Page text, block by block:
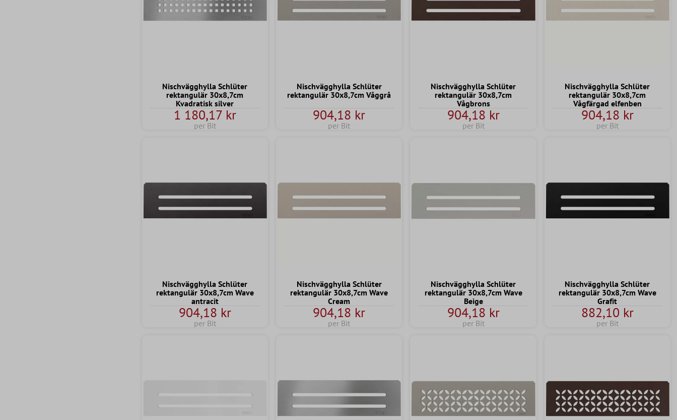
Nischvägghylla Schlüter
rektangulär 30x8,7cm
Kvadratisk silver
1 180,17 kr
per Bit
Nischvägghylla Schlüter
rektangulär 30x8,7cm Våggrå
904,18 kr
per Bit
Nischvägghylla Schlüter
rektangulär 30x8,7cm
Vågbrons
904,18 kr
per Bit
Nischvägghylla Schlüter
rektangulär 30x8,7cm
Vågfärgad elfenben
904,18 kr
per Bit
Nischvägghylla Schlüter
rektangulär 30x8,7cm Wave
antracit
904,18 kr
per Bit
Nischvägghylla Schlüter
rektangulär 30x8,7cm Wave
Cream
904,18 kr
per Bit
Nischvägghylla Schlüter
rektangulär 30x8,7cm Wave
Beige
904,18 kr
per Bit
Nischvägghylla Schlüter
rektangulär 30x8,7cm Wave
Grafit
882,10 kr
per Bit